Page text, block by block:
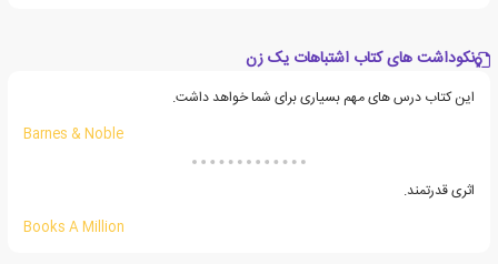
نکوداشت های کتاب اشتباهات یک زن
این کتاب درس های مهم بسیاری برای شما خواهد داشت.
Barnes & Noble
اثری قدرتمند.
Books A Million